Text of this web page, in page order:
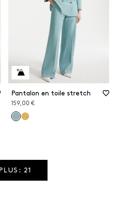
Pantalon en toile stretch
159,00 €
21